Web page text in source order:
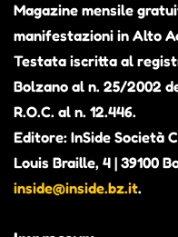
Magazine mensile
manifestazioni in Alto
Testata iscritta al
Bolzano al n. 25/2002
R.O.C. al n. 12.446.
Editore: InSide Società
Louis Braille, 4 | 39100
inside@inside.bz.it.